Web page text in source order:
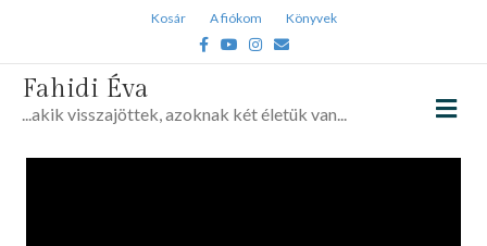
Kosár A fiókom
Könyvek
FacebookYoutubeInstagram
Email
Fahidi Éva
...akik visszajöttek, azoknak két életük van...